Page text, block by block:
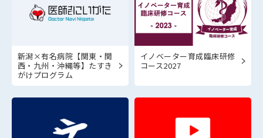
新潟×有名病院【関東・関
西・九州・沖縄等】たすき
がけプログラム
イノベーター育成臨床研修
コース2027